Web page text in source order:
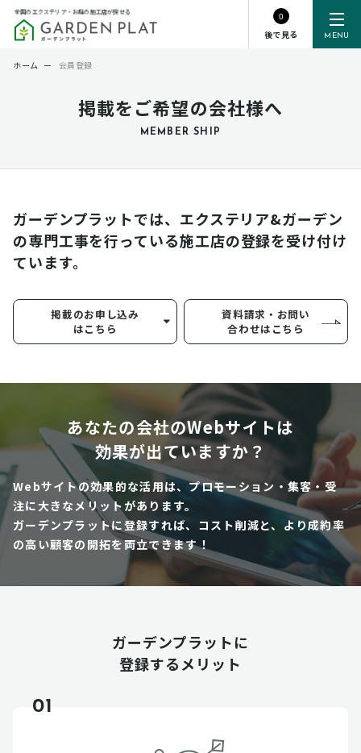
MENU
全国のエクステリア・お庭の施工店が探せる
0
後で見る
掲載をご希望の会社様へ
MEMBER SHIP
ホーム ー 会員登録
ガーデンプラットでは、エクステリア&ガーデン
の専門工事を行っている施工店の登録を受け付け
ています。
掲載のお申し込み
はこちら
資料請求・お問い
合わせはこちら
あなたの会社のWebサイトは
効果が出ていますか？
Webサイトの効果的な活用は、プロモーション・集客・受
注に大きなメリットがあります。
ガーデンプラットに登録すれば、コスト削減と、より成約率
の高い顧客の開拓を両立できます！
ガーデンプラットに
登録するメリット
01